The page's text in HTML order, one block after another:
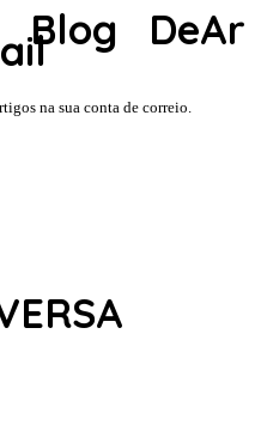
Blog DeAr
na sua conta de correio.